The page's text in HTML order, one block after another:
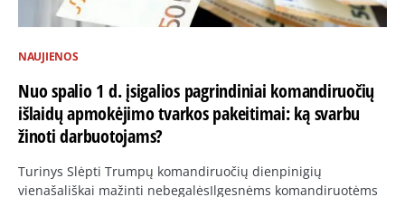
NAUJIENOS
Nuo spalio 1 d. įsigalios pagrindiniai komandiruočių
išlaidų apmokėjimo tvarkos pakeitimai: ką svarbu
žinoti darbuotojams?
Turinys Slėpti Trumpų komandiruočių dienpinigių
vienašališkai mažinti nebegalėsIlgesnėms komandiruotėms